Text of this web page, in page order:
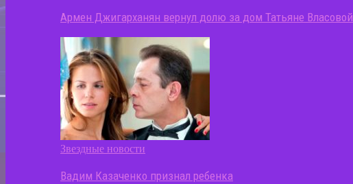
Армен Джигарханян вернул долю за дом Татьяне Власовой
Звездные новости
Вадим Казаченко признал ребенка